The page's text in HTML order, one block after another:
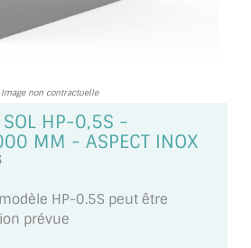
AMBIANCE BRASSERIE
DE COULEUR
EN MOZAÏQUE
Image non contractuelle
SOL HP-0,5S -
MM - ASPECT INOX
HP-0.5S peut être
prévue